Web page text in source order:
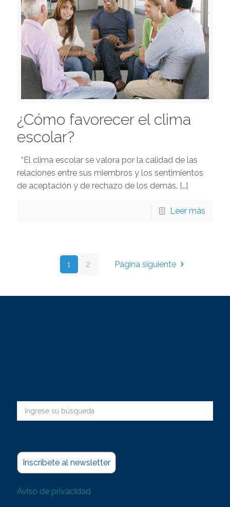
¿Cómo favorecer el clima
escolar?
“El clima escolar se valora por la calidad de las
relaciones entre sus miembros y los sentimientos
de aceptación y de rechazo de los demás. […]
Leer más
1 2 Página siguiente
Inscribete al newsletter
Aviso de privacidad